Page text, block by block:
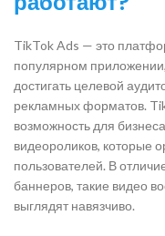
TikTok Ads — это
популярном
достигать целевой
рекламных форматов.
возможность для
видеороликов, которые
пользователей. В
баннеров, такие видео
выглядят навязчиво.